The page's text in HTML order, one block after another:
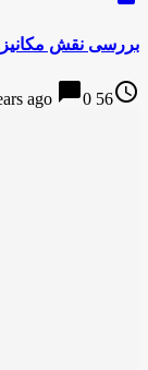
بررسی نقش
access_time
56 years ago
chat_bubble0